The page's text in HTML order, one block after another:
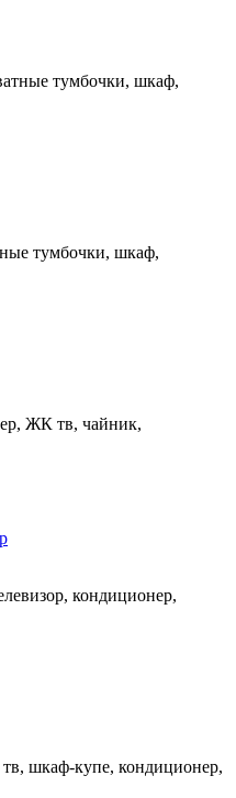
тумбочки, шкаф,
тумбочки, шкаф,
ЖК тв, чайник,
кондиционер,
шкаф-купе, кондиционер,